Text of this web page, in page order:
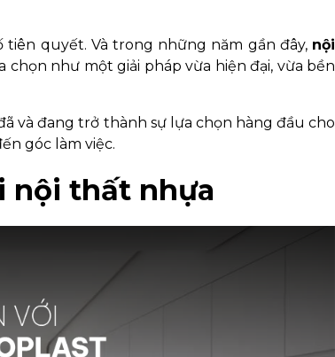
quyết. Và trong những năm gần đây, nội
chọn như một giải pháp vừa hiện đại, vừa bền
và đang trở thành sự lựa chọn hàng đầu cho
góc làm việc.
nội thất nhựa